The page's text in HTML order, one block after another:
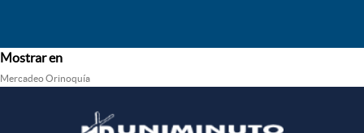
Mostrar en
Mercadeo Orinoquía